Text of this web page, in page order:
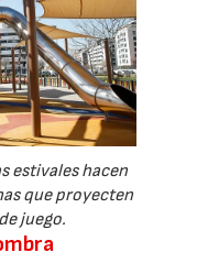
estivales hacen
que proyecten
juego.